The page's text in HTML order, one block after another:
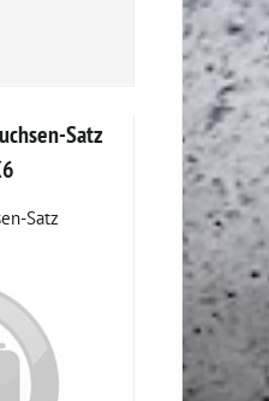
Satz
Satz